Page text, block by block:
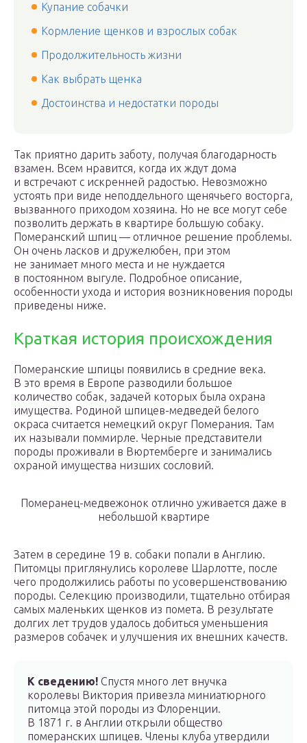
Купание собачки
Кормление щенков и взрослых собак
Продолжительность жизни
Как выбрать щенка
Достоинства и недостатки породы
Так приятно дарить заботу, получая благодарность
взамен. Всем нравится, когда их ждут дома
и встречают с искренней радостью. Невозможно
устоять при виде неподдельного щенячьего восторга,
вызванного приходом хозяина. Но не все могут себе
позволить держать в квартире большую собаку.
Померанский шпиц — отличное решение проблемы.
Он очень ласков и дружелюбен, при этом
не занимает много места и не нуждается
в постоянном выгуле. Подробное описание,
особенности ухода и история возникновения породы
приведены ниже.
Краткая история происхождения
Померанские шпицы появились в средние века.
В это время в Европе разводили большое
количество собак, задачей которых была охрана
имущества. Родиной шпицев-медведей белого
окраса считается немецкий округ Померания. Там
их называли поммирле. Черные представители
породы проживали в Вюртемберге и занимались
охраной имущества низших сословий.
Померанец-медвежонок отлично уживается даже в
небольшой квартире
Затем в середине 19 в. собаки попали в Англию.
Питомцы приглянулись королеве Шарлотте, после
чего продолжились работы по усовершенствованию
породы. Селекцию производили, тщательно отбирая
самых маленьких щенков из помета. В результате
долгих лет трудов удалось добиться уменьшения
размеров собачек и улучшения их внешних качеств.
К сведению! Спустя много лет внучка
королевы Виктория привезла миниатюрного
питомца этой породы из Флоренции.
В 1871 г. в Англии открыли общество
померанских шпицев. Члены клуба утвердили